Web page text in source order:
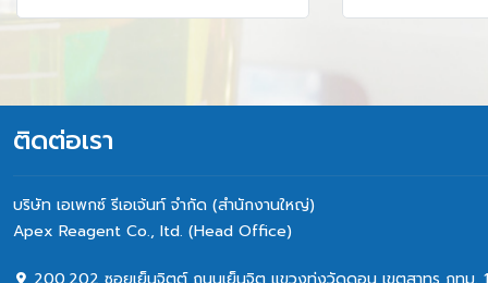
ติดต่อเรา
บริษัท เอเพกซ์ รีเอเจ้นท์ จำกัด (สำนักงานใหญ่)
Apex Reagent Co., Itd. (Head Office)